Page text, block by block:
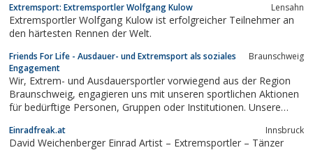
Teamwork, Taktik, Nervenkitzel, Strategie und Action auf eine
faszinierende und unvergleichliche...
Extremsport: Extremsportler Wolfgang Kulow Lensahn
Extremsportler Wolfgang Kulow ist erfolgreicher Teilnehmer an
den härtesten Rennen der Welt.
Friends For Life - Ausdauer- und Extremsport als soziales
Engagement
Braunschweig
Wir, Extrem- und Ausdauersportler vorwiegend aus der Region
Braunschweig, engagieren uns mit unseren sportlichen Aktionen
für bedürftige Personen, Gruppen oder Institutionen. Unsere
sie zu unterstützen.
Einradfreak.at Innsbruck
David Weichenberger Einrad Artist – Extremsportler – Tänzer